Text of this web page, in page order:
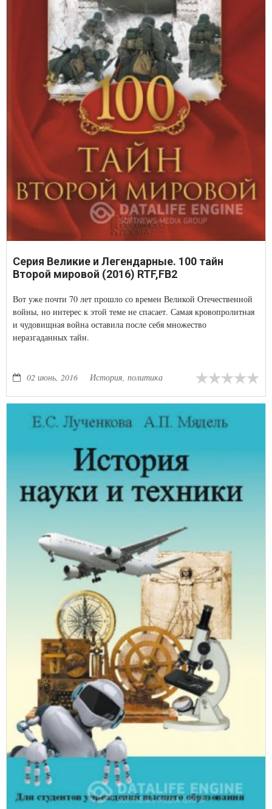
Серия Великие и Легендарные. 100 тайн
Второй мировой (2016) RTF,FB2
Вот уже почти 70 лет прошло со времен Великой Отечественной
войны, но интерес к этой теме не спасает. Самая кровопролитная
и чудовищная война оставила после себя множество
неразгаданных тайн.
02 июнь, 2016 История, политика